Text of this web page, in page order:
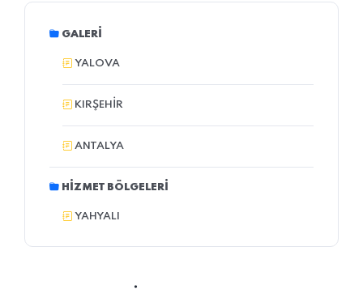
GALERI
YALOVA
KIRŞEHIR
ANTALYA
HIZMET BÖLGELERI
YAHYALI